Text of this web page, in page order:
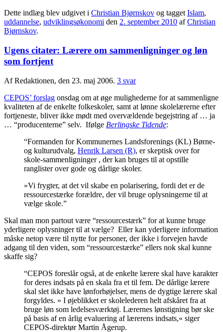
Dette indlæg blev udgivet i Christian Bjørnskov og tagget Islam,
uddannelse, udviklingsøkonomi den 2. september 2010 afChristian
Bjørnskov.
Ugens citater: Lærere om sammenligninger og løn
som fortjent
Af Redaktionen, den 23. maj 2006. 3 svar
CEPOS’ forslag onsdag om at øge mulighederne for at sammenligne
kvaliteten af de enkelte folkeskoler, samt at lønne skolelærerne efter
fortjeneste, bliver ikke mødt med overvældende begejstring af … ja
… “producenterne” selv. Ifølge Berlingske Tidende:
“Formanden for Kommunernes Landsforenings (KL) Børne-
og kulturudvalg, Henrik Larsen (R), er skeptisk over for
skole-sammenligninger , der kan bruges til at opstille
ranglister over gode og dårlige skoler.
»Vi frygter, at det vil skabe en polarisering, fordi det er de
ressourcestærke forældre, der vil bruge oplysningerne til at
vælge skole.”
Skal man mon partout være “ressourcestærk” for at kunne bruge
yderligere oplysninger til at vælge? Eller kan yderligere information
måske netop være til nytte for personer, der ikke i forvejen havde
adgang til den viden, som “ressourcestærke” ellers nok skal kunne
skaffe sig?
“CEPOS foreslår også, at de enkelte lærere skal have karakter
for deres indsats på en skala fra et til fem. De dårlige lærere
skal slet ikke have lønforhøjelser, mens de dygtige lærere skal
forgyldes. » I øjeblikket er skolelederen helt afskåret fra at
bruge løn som ledelsesværktøj. Lærernes lønstigning bør ske
på basis af en årlig evaluering af lærerens indsats,« siger
CEPOS-direktør Martin Ågerup.